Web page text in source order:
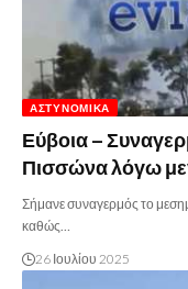
ΑΣΤΥΝΟΜΙΚΆ
Εύβοια –
Πισσώνα λόγω
Σήμανε συναγερμός το
καθώς…
26 Ιουλίου 2025